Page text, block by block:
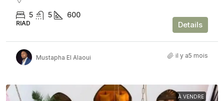
5 5 600
RIAD Details
Mustapha El Alaoui il y a5 mois
À VENDRE